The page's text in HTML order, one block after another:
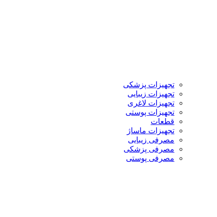
تجهیزات پزشکی
تجهیزات زیبایی
تجهیزات لاغری
تجهیزات پوستی
قطعات
تجهیزات ماساژ
مصرفی زیبایی
مصرفی پزشکی
مصرفی پوستی